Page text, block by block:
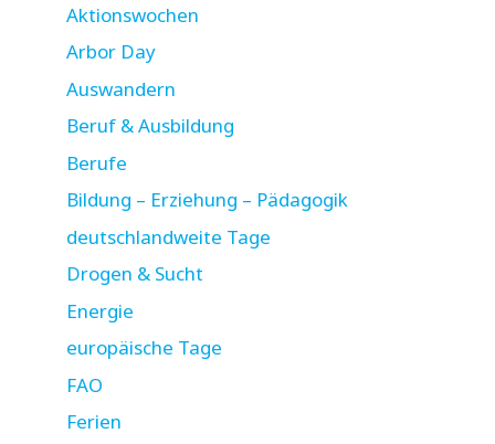
Aktionswochen
Arbor Day
Auswandern
Beruf & Ausbildung
Berufe
Bildung – Erziehung – Pädagogik
deutschlandweite Tage
Drogen & Sucht
Energie
europäische Tage
FAO
Ferien